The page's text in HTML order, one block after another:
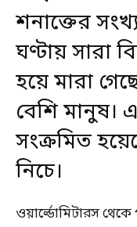
শনাক্তের
ঘণ্টায় সারা
হয়ে মারা
বেশি মানুষ।
সংক্রমিত
নিচে।
ওয়ার্ল্ডোমিটারস